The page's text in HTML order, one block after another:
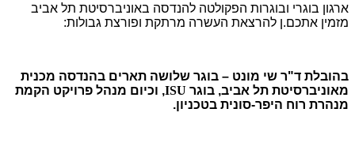
ארגון בוגרי ובוגרות הפקולטה להנדסה באוניברסיטת תל אביב
מזמין אתכם.ן להרצאת העשרה מרתקת ופורצת גבולות:
בהובלת ד"ר שי מונט – בוגר שלושה תארים בהנדסה מכנית
מאוניברסיטת תל אביב, בוגר ISU, וכיום מנהל פרויקט הקמת
מנהרת רוח היפר-סונית בטכניון.